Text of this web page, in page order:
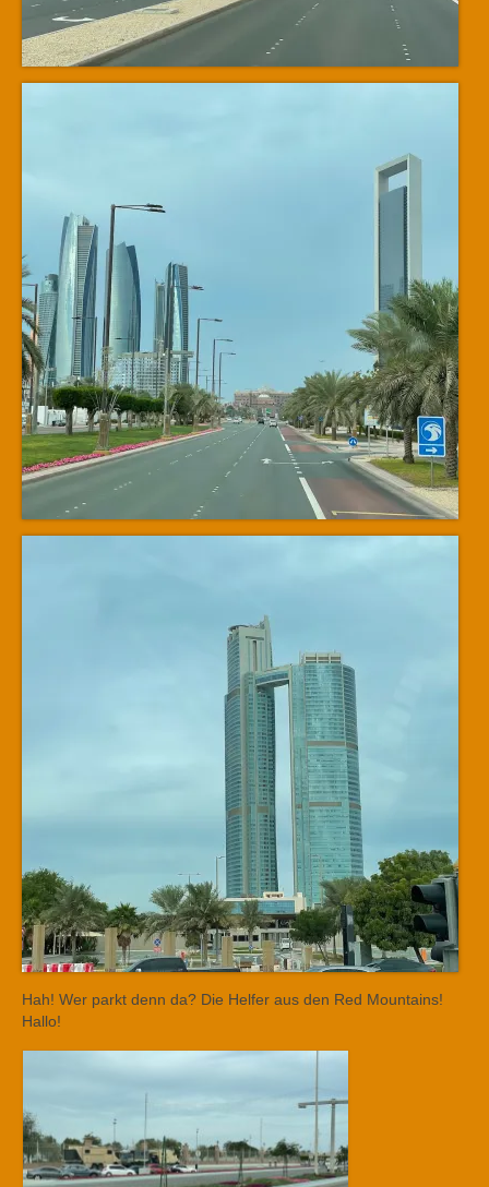
Hah! Wer parkt denn da? Die Helfer aus den Red Mountains!
Hallo!